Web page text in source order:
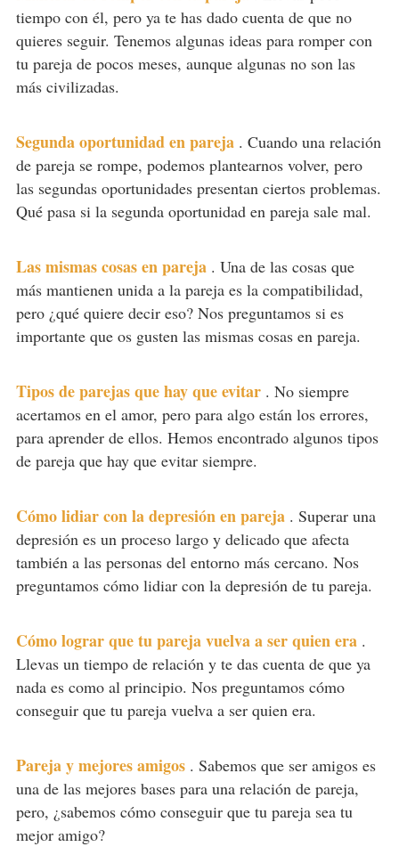
tiempo con él, pero ya te has dado cuenta de que no
quieres seguir. Tenemos algunas ideas para romper con
tu pareja de pocos meses, aunque algunas no son las
más civilizadas.
Segunda oportunidad en pareja . Cuando una relación
de pareja se rompe, podemos plantearnos volver, pero
las segundas oportunidades presentan ciertos problemas.
Qué pasa si la segunda oportunidad en pareja sale mal.
Las mismas cosas en pareja . Una de las cosas que
más mantienen unida a la pareja es la compatibilidad,
pero ¿qué quiere decir eso? Nos preguntamos si es
importante que os gusten las mismas cosas en pareja.
Tipos de parejas que hay que evitar . No siempre
acertamos en el amor, pero para algo están los errores,
para aprender de ellos. Hemos encontrado algunos tipos
de pareja que hay que evitar siempre.
Cómo lidiar con la depresión en pareja . Superar una
depresión es un proceso largo y delicado que afecta
también a las personas del entorno más cercano. Nos
preguntamos cómo lidiar con la depresión de tu pareja.
Cómo lograr que tu pareja vuelva a ser quien era .
Llevas un tiempo de relación y te das cuenta de que ya
nada es como al principio. Nos preguntamos cómo
conseguir que tu pareja vuelva a ser quien era.
Pareja y mejores amigos . Sabemos que ser amigos es
una de las mejores bases para una relación de pareja,
pero, ¿sabemos cómo conseguir que tu pareja sea tu
mejor amigo?